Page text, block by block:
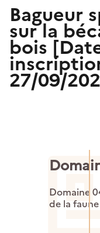
Bagueur
sur la
bois
27/09/
Domaine
de la